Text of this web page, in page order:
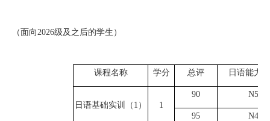
（面向 2026级及之后的学生）
课程名称 学分 总评 日语能力
日语基础实训（ 1） 1
90 N5
95 N4